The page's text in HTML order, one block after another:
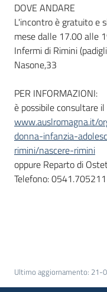
DOVE ANDARE
L'incontro è gratuito e
mese dalle 17.00 alle
Infermi di Rimini
Nasone,33
PER INFORMAZIONI:
è possibile consultare
www.auslromagna.it/
donna-infanzia-
rimini/nascere-rimini
oppure Reparto di
Telefono:
Ultimo aggiornamento: 21-